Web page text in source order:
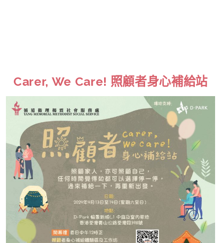
Carer, We Care! 照顧者身心補給站